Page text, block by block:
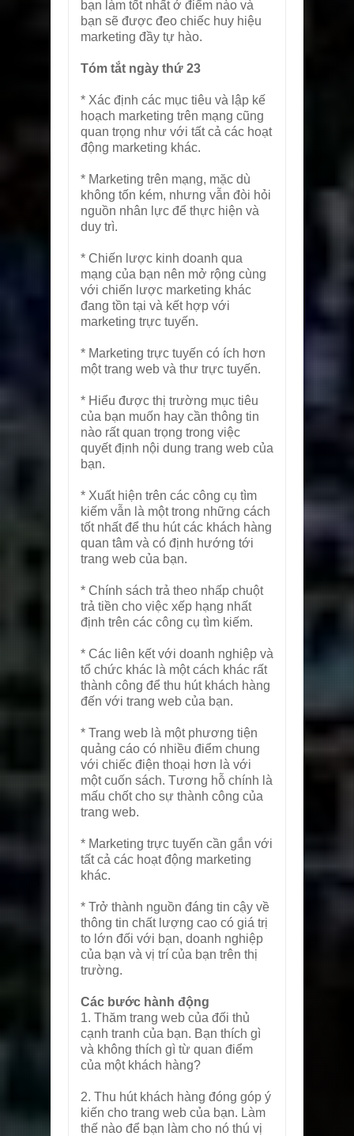
bạn làm tốt nhất ở điểm nào và
bạn sẽ được đeo chiếc huy hiệu
marketing đầy tự hào.
Tóm tắt ngày thứ 23
* Xác định các mục tiêu và lập kế
hoạch marketing trên mạng cũng
quan trọng như với tất cả các hoạt
động marketing khác.
* Marketing trên mạng, mặc dù
không tốn kém, nhưng vẫn đòi hỏi
nguồn nhân lực để thực hiện và
duy trì.
* Chiến lược kinh doanh qua
mạng của bạn nên mở rộng cùng
với chiến lược marketing khác
đang tồn tại và kết hợp với
marketing trực tuyến.
* Marketing trực tuyến có ích hơn
một trang web và thư trực tuyến.
* Hiểu được thị trường mục tiêu
của bạn muốn hay cần thông tin
nào rất quan trọng trong việc
quyết định nội dung trang web của
bạn.
* Xuất hiện trên các công cụ tìm
kiếm vẫn là một trong những cách
tốt nhất để thu hút các khách hàng
quan tâm và có định hướng tới
trang web của bạn.
* Chính sách trả theo nhấp chuột
trả tiền cho việc xếp hạng nhất
định trên các công cụ tìm kiếm.
* Các liên kết với doanh nghiệp và
tổ chức khác là một cách khác rất
thành công để thu hút khách hàng
đến với trang web của bạn.
* Trang web là một phương tiện
quảng cáo có nhiều điểm chung
với chiếc điện thoại hơn là với
một cuốn sách. Tương hỗ chính là
mấu chốt cho sự thành công của
trang web.
* Marketing trực tuyến cần gắn với
tất cả các hoạt động marketing
khác.
* Trở thành nguồn đáng tin cậy về
thông tin chất lượng cao có giá trị
to lớn đối với bạn, doanh nghiệp
của bạn và vị trí của bạn trên thị
trường.
Các bước hành động
1. Thăm trang web của đối thủ
cạnh tranh của bạn. Bạn thích gì
và không thích gì từ quan điểm
của một khách hàng?
2. Thu hút khách hàng đóng góp ý
kiến cho trang web của bạn. Làm
thế nào để bạn làm cho nó thú vị